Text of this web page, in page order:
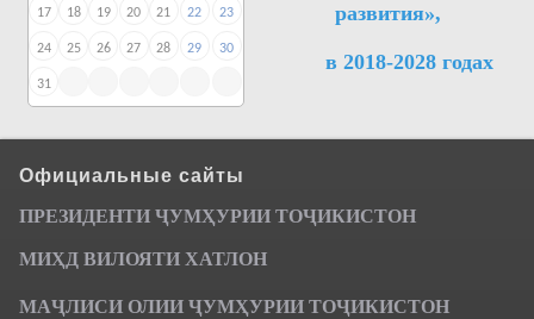
17 18 19 20 21 22 23
24 25 26 27 28 29 30
31
развития»,
в 2018-2028 годах
Официальные сайты
ПРЕЗИДЕНТИ ҶУМҲУРИИ ТОҶИКИСТОН
МИҲД ВИЛОЯТИ ХАТЛОН
МАҶЛИСИ ОЛИИ ҶУМҲУРИИ ТОҶИКИСТОН